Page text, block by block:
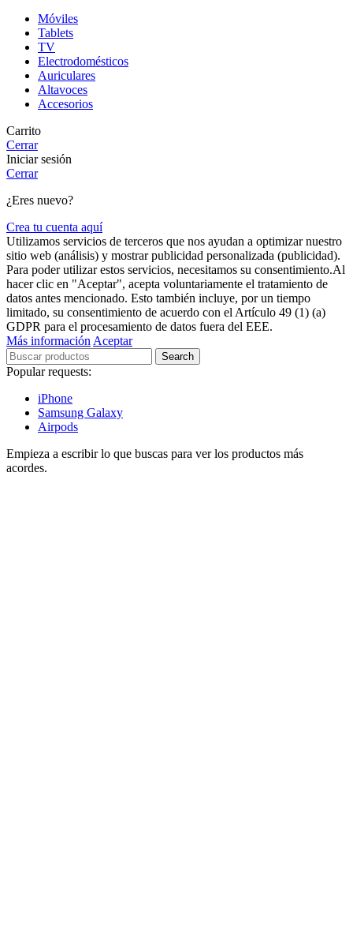
Móviles
Tablets
TV
Electrodomésticos
Auriculares
Altavoces
Accesorios
Carrito
Cerrar
Iniciar sesión
Cerrar
¿Eres nuevo?
Crea tu cuenta aquí
Utilizamos servicios de terceros que nos ayudan a optimizar nuestro
sitio web (análisis) y mostrar publicidad personalizada (publicidad).
Para poder utilizar estos servicios, necesitamos su consentimiento.Al
hacer clic en "Aceptar", acepta voluntariamente el tratamiento de
datos antes mencionado. Esto también incluye, por un tiempo
limitado, su consentimiento de acuerdo con el Artículo 49 (1) (a)
GDPR para el procesamiento de datos fuera del EEE.
Más información Aceptar
Search
Popular requests:
iPhone
Samsung Galaxy
Airpods
Empieza a escribir lo que buscas para ver los productos más
acordes.